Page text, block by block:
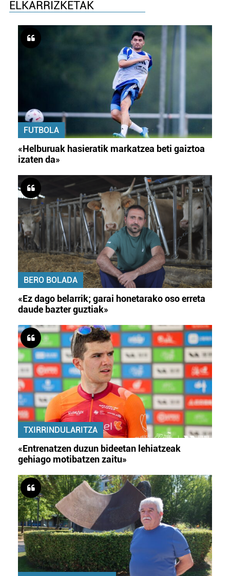
ELKARRIZKETAK
FUTBOLA
«Helburuak hasieratik markatzea beti gaiztoa
izaten da»
BERO BOLADA
«Ez dago belarrik; garai honetarako oso erreta
daude bazter guztiak»
TXIRRINDULARITZA
«Entrenatzen duzun bideetan lehiatzeak
gehiago motibatzen zaitu»